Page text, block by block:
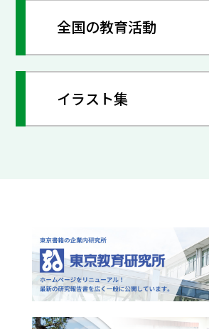
全国の教育活動
イラスト集